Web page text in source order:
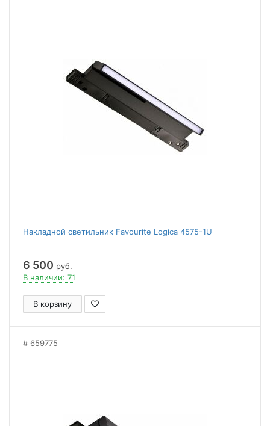
Накладной светильник Favourite Logica 4575-1U
6 500 руб.
В наличии: 71
В корзину
659775